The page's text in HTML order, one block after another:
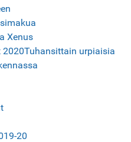
Xenus
2020Tuhansittain urpiaisia
20